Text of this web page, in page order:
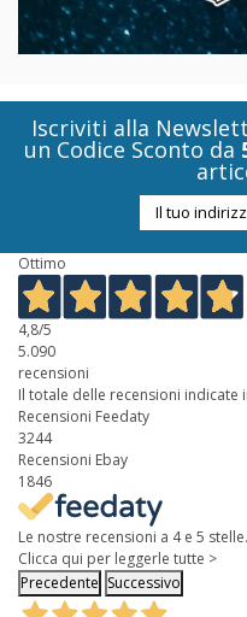
Iscriviti alla
un Codice Sconto da
Ottimo
4,8/5
5.090
recensioni
Il totale delle recensioni indicate
Recensioni Feedaty
3244
Recensioni Ebay
1846
Le nostre recensioni a 4 e 5 stelle.
Clicca qui per leggerle tutte >
Precedente Successivo